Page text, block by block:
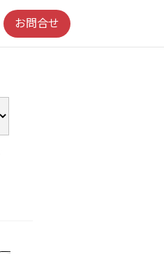
お問合せ